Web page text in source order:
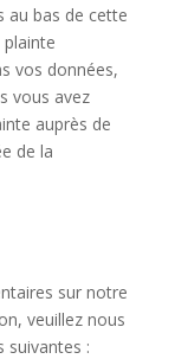
au bas de cette
vos données,
vous avez
auprès de
de la
sur notre
veuillez nous
suivantes :